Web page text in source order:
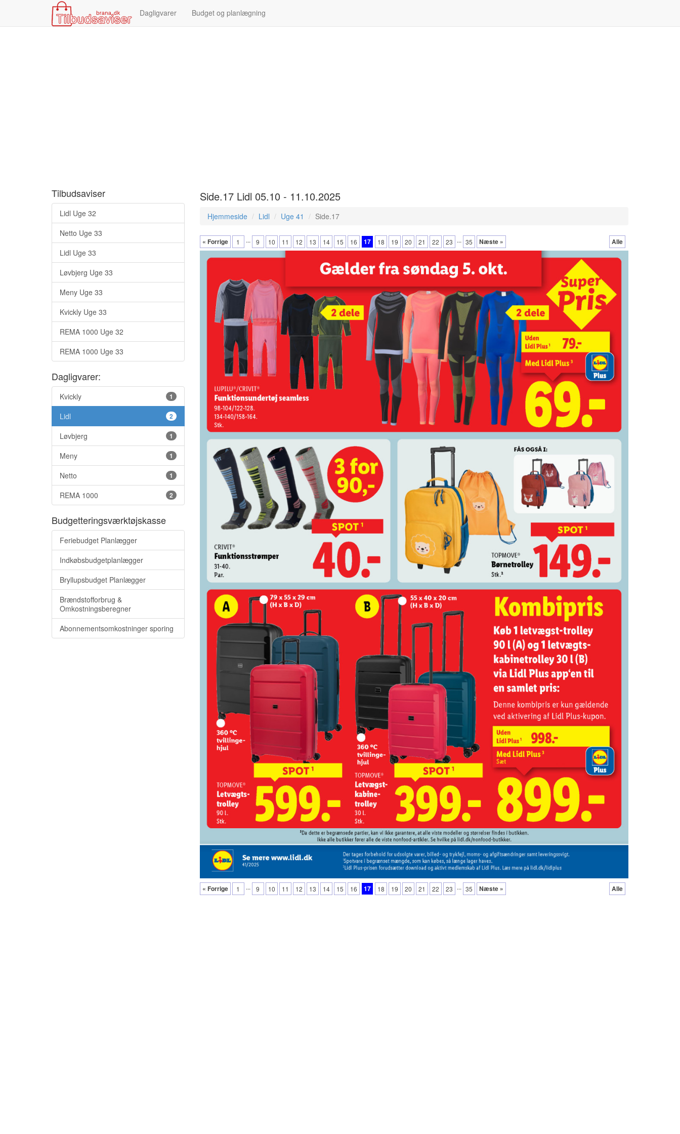
Dagligvarer Budget og planlægning
Tilbudsaviser
Lidl Uge 32
Netto Uge 33
Lidl Uge 33
Løvbjerg Uge 33
Meny Uge 33
Kvickly Uge 33
REMA 1000 Uge 32
REMA 1000 Uge 33
Dagligvarer:
1
Kvickly
2
Lidl
1
Løvbjerg
1
Meny
1
Netto
2
REMA 1000
Budgetteringsværktøjskasse
Feriebudget Planlægger
Indkøbsbudgetplanlægger
Bryllupsbudget Planlægger
Brændstofforbrug &
Omkostningsberegner
Abonnementsomkostninger sporing
Side.17 Lidl 05.10 - 11.10.2025
Hjemmeside Lidl Uge 41 Side.17
« Forrige 1 ... 9 10 11 12 13 14 15 16 17 18 19 20 21 22 23 ... 35 Næste » Alle
« Forrige 1 ... 9 10 11 12 13 14 15 16 17 18 19 20 21 22 23 ... 35 Næste » Alle